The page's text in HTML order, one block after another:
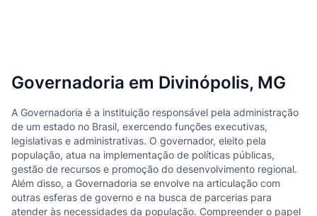
Governadoria em Divinópolis, MG
A Governadoria é a instituição responsável pela administração
de um estado no Brasil, exercendo funções executivas,
legislativas e administrativas. O governador, eleito pela
população, atua na implementação de políticas públicas,
gestão de recursos e promoção do desenvolvimento regional.
Além disso, a Governadoria se envolve na articulação com
outras esferas de governo e na busca de parcerias para
atender às necessidades da população. Compreender o papel